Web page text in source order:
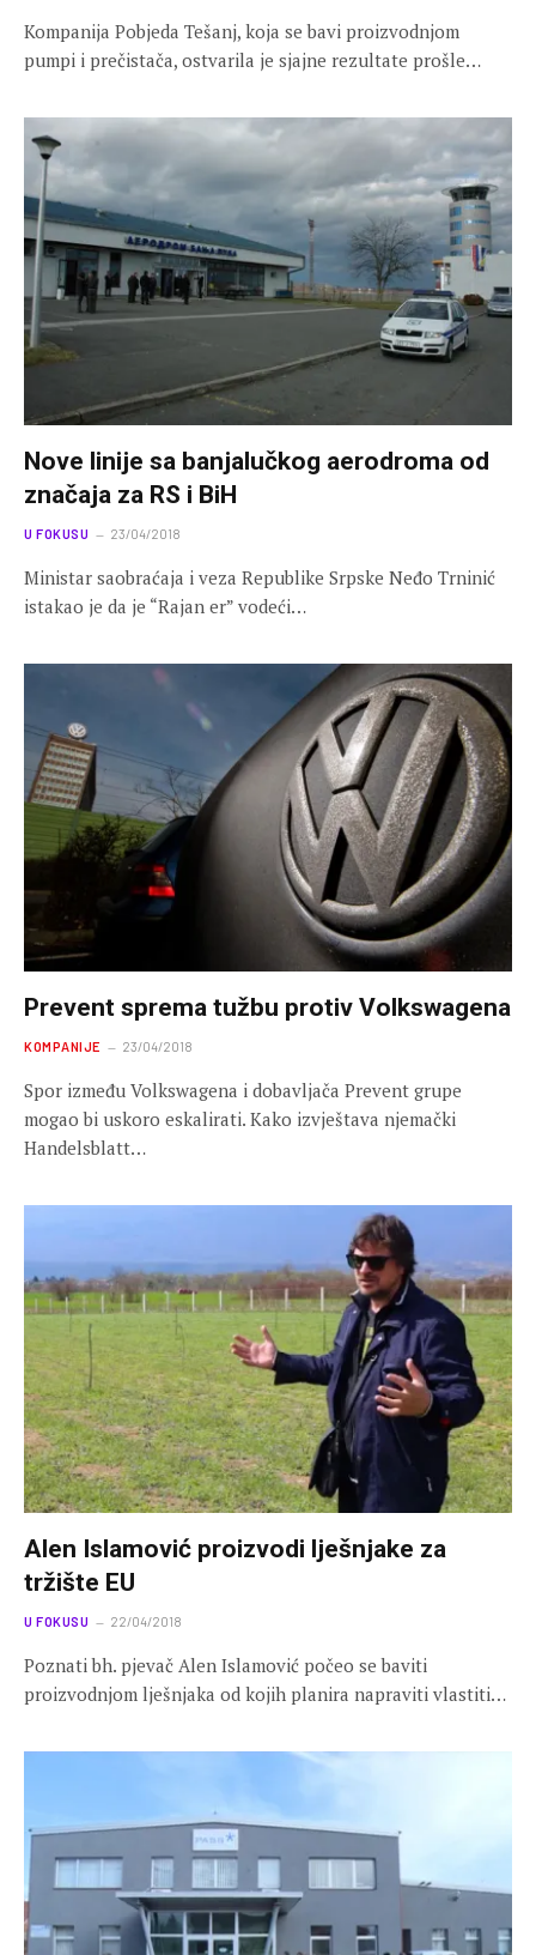
Kompanija Pobjeda Tešanj, koja se bavi proizvodnjom
pumpi i prečistača, ostvarila je sjajne rezultate prošle…
Nove linije sa banjalučkog aerodroma od
značaja za RS i BiH
U FOKUSU 23/04/2018
Ministar saobraćaja i veza Republike Srpske Neđo Trninić
istakao je da je “Rajan er” vodeći…
Prevent sprema tužbu protiv Volkswagena
KOMPANIJE 23/04/2018
Spor između Volkswagena i dobavljača Prevent grupe
mogao bi uskoro eskalirati. Kako izvještava njemački
Handelsblatt…
Alen Islamović proizvodi lješnjake za
tržište EU
U FOKUSU 22/04/2018
Poznati bh. pjevač Alen Islamović počeo se baviti
proizvodnjom lješnjaka od kojih planira napraviti vlastiti…